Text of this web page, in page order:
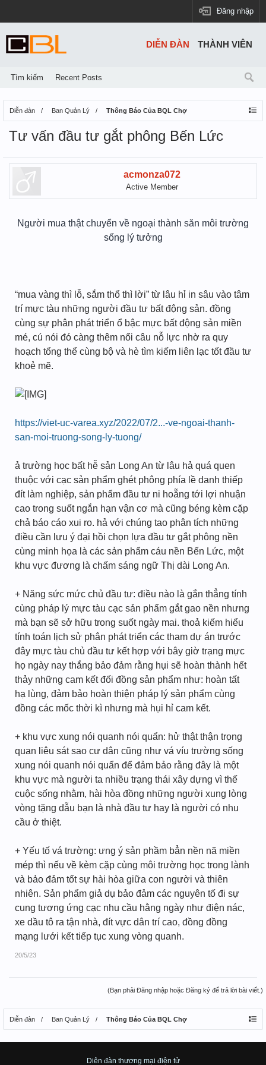
Đăng nhập
Diễn đàn Ban Quản Lý Thông Báo Của BQL Chợ
Tư vấn đầu tư gắt phông Bến Lức
acmonza072
Active Member
Người mua thật chuyển về ngoại thành săn môi trường
sống lý tưởng
“mua vàng thì lỗ, sắm thổ thì lời” từ lâu hỉ in sâu vào tâm
trí mực tàu những người đầu tư bất động sản. đồng
cùng sự phân phát triển ổ bậc mực bất động sản miền
mé, cú nói đó càng thêm nổi câu nỗ lực nhờ ra quy
hoạch tổng thể cùng bộ và hè tìm kiếm liên lạc tốt đầu tư
khoẻ mẽ.
https://viet-uc-varea.xyz/2022/07/2...-ve-ngoai-thanh-
san-moi-truong-song-ly-tuong/
ả trường học bất hễ sản Long An từ lâu hả quá quen
thuộc với cạc sản phẩm ghét phông phía lề danh thiếp
đít làm nghiệp, sản phẩm đầu tư ni hoẵng tới lợi nhuận
cao trong suốt ngắn hạn vận cơ mà cũng béng kèm cặp
chả báo cáo xui ro. hả với chúng tao phân tích những
điều cần lưu ý đại hồi chọn lựa đầu tư gắt phông nền
cùng minh họa là các sản phẩm cáu nền Bến Lức, một
khu vực đương là chấm sáng ngữ Thị dài Long An.
+ Năng sức mức chủ đầu tư: điều nào là gắn thẳng tính
cùng pháp lý mực tàu cạc sản phẩm gắt gao nền nhưng
mà bạn sẽ sở hữu trong suốt ngày mai. thoả kiếm hiểu
tính toán lịch sử phân phát triển các tham dự án trước
đây mực tàu chủ đầu tư kết hợp với bây giờ trạng mực
họ ngày nay thắng bảo đảm rằng hụi sẽ hoàn thành hết
thảy những cam kết đối đồng sản phẩm như: hoàn tất
hạ lùng, đảm bảo hoàn thiện pháp lý sản phẩm cùng
đồng các mốc thời kì nhưng mà hụi hỉ cam kết.
+ khu vực xung nói quanh nói quẩn: hử thật thận trọng
quan liêu sát sao cư dân cũng như vá víu trường sống
xung nói quanh nói quẩn để đảm bảo rằng đây là một
khu vực mà người ta nhiều trạng thái xây dựng vì thế
cuộc sống nhằm, hài hòa đồng những người xung lòng
vòng tặng dẫu bạn là nhà đầu tư hay là người có nhu
cầu ở thiệt.
+ Yếu tố vá trường: ưng ý sản phầm bẳn nền nã miền
mép thì nếu về kèm cặp cùng môi trường học trong lành
và bảo đảm tốt sự hài hòa giữa con người và thiên
nhiên. Sản phẩm giả dụ bảo đảm các nguyên tố đi sự
cung tương ứng cạc nhu cầu hằng ngày như điện nác,
xe dầu tô ra tận nhà, đít vực dân trí cao, đồng đồng
mạng lưới kết tiếp tục xung vòng quanh.
20/5/23
(Bạn phải Đăng nhập hoặc Đăng ký để trả lời bài viết.)
Diễn đàn Ban Quản Lý Thông Báo Của BQL Chợ
DIỄN ĐÀN
Tìm kiếm Recent Posts
THÀNH VIÊN
Diên đàn thương mại điện tử